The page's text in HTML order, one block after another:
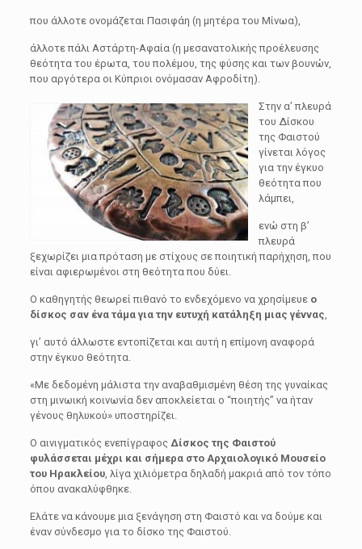
που άλλοτε ονομάζεται Πασιφάη (η μητέρα του Μίνωα),
άλλοτε πάλι Αστάρτη-Αφαία (η μεσανατολικής προέλευσης
θεότητα του έρωτα, του πολέμου, της φύσης και των βουνών,
που αργότερα οι Κύπριοι ονόμασαν Αφροδίτη).
Στην α’ πλευρά
του Δίσκου
της Φαιστού
γίνεται λόγος
για την έγκυο
θεότητα που
λάμπει,
ενώ στη β’
πλευρά
ξεχωρίζει μια πρόταση με στίχους σε ποιητική παρήχηση, που
είναι αφιερωμένοι στη θεότητα που δύει.
Ο καθηγητής θεωρεί πιθανό το ενδεχόμενο να χρησίμευε ο
δίσκος σαν ένα τάμα για την ευτυχή κατάληξη μιας γέννας
γι’ αυτό άλλωστε εντοπίζεται και αυτή η επίμονη αναφορά
στην έγκυο θεότητα.
«Με δεδομένη μάλιστα την αναβαθμισμένη θέση της γυναίκας
στη μινωική κοινωνία δεν αποκλείεται ο “ποιητής” να ήταν
γένους θηλυκού» υποστηρίζει.
Ο αινιγματικός ενεπίγραφος Δίσκος της Φαιστού
φυλάσσεται μέχρι και σήμερα στο Αρχαιολογικό Μουσείο
του Ηρακλείου, λίγα χιλιόμετρα δηλαδή μακριά από τον τόπο
όπου ανακαλύφθηκε.
Ελάτε να κάνουμε μια ξενάγηση στη Φαιστό και να δούμε και
έναν σύνδεσμο για το δίσκο της Φαιστού.